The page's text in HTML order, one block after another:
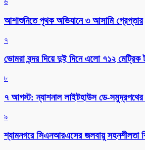
আশাশুনিতে পৃথক অভিযানে ৩ আসামি গ্রেপ্তার
৭
ভোমরা বন্দর দিয়ে দুই দিনে এলো ৭১২ মেট্রিক
৮
৭ আগস্ট: ন্যাশনাল লাইটহাউস ডে-সমুদ্রপথের
৯
শ্যামনগরে সিএনআরএসের জলবায়ু সহনশীলতা